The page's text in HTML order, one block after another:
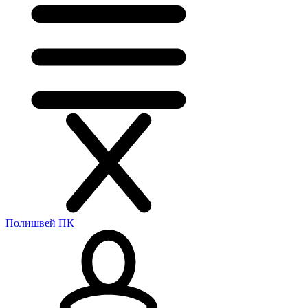
Полишвей ПК